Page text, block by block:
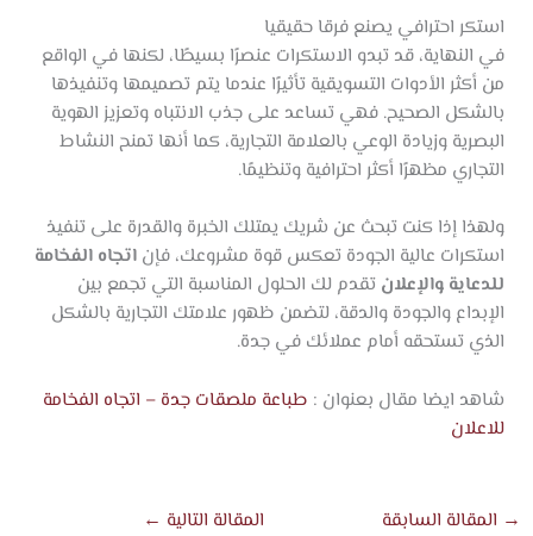
استكر احترافي يصنع فرقا حقيقيا
في النهاية، قد تبدو الاستكرات عنصرًا بسيطًا، لكنها في الواقع
من أكثر الأدوات التسويقية تأثيرًا عندما يتم تصميمها وتنفيذها
بالشكل الصحيح. فهي تساعد على جذب الانتباه وتعزيز الهوية
البصرية وزيادة الوعي بالعلامة التجارية، كما أنها تمنح النشاط
التجاري مظهرًا أكثر احترافية وتنظيمًا.
ولهذا إذا كنت تبحث عن شريك يمتلك الخبرة والقدرة على تنفيذ
استكرات عالية الجودة تعكس قوة مشروعك، فإن اتجاه الفخامة
للدعاية والإعلان تقدم لك الحلول المناسبة التي تجمع بين
الإبداع والجودة والدقة، لتضمن ظهور علامتك التجارية بالشكل
الذي تستحقه أمام عملائك في جدة.
شاهد ايضا مقال بعنوان : طباعة ملصقات جدة – اتجاه الفخامة
للاعلان
→ المقالة السابقة المقالة التالية ←